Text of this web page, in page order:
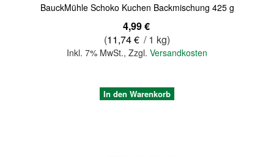
BauckMühle Schoko Kuchen Backmischung 425 g
4,99 €
(11,74 € / 1 kg)
Inkl. 7% MwSt., Zzgl. Versandkosten
In den Warenkorb